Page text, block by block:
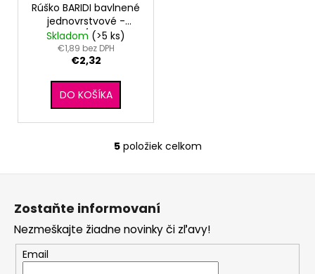
Rúško BARIDI bavlnené
jednovrstvové -
biela/Paris
Skladom (>5 ks)
€1,89 bez DPH
€2,32
DO KOŠÍKA
O
v
á
d
a
c
i
5položiek celkom
Zostaňte informovaní
Nezmeškajte žiadne novinky či zľavy!
Email